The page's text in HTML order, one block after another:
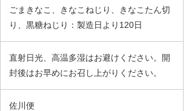
ごまきなこ、きなこねじり、きなこたん切
り、黒糖ねじり：製造日より120日
直射日光、高温多湿はお避けください。開
封後はお早めにお召し上がりください。
佐川便